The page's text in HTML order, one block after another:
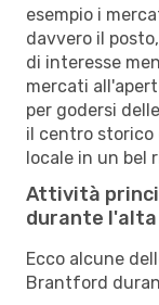
esempio i
davvero il
di interesse
mercati
per godersi
il centro storico
locale in un bel
Attività
durante
Ecco alcune
Brantford